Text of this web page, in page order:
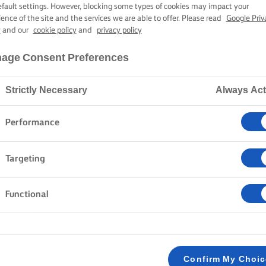
LURPAK®
ΠΟΥ
Home Προϊόντα Lurpak® Soft Ανάλατο που Αλείφεται Εύκολα
ΚΑΛΟ ΦΑΓΗΤΟ ΑΞΙΖΕΙ
settings. However, blocking some types of cookies may impact your
of the site and the services we are able to offer. Please read
Google
and our cookie policyand privacy policy
Consent Preferences
Strictly Necessary Always
Performance
Targeting
Functional
Confirm My